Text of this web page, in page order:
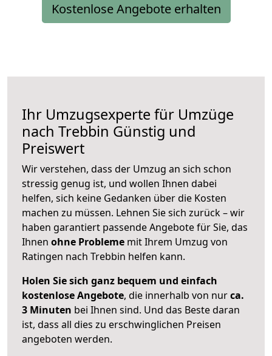
Kostenlose Angebote erhalten
Ihr Umzugsexperte für Umzüge
nach Trebbin Günstig und
Preiswert
Wir verstehen, dass der Umzug an sich schon
stressig genug ist, und wollen Ihnen dabei
helfen, sich keine Gedanken über die Kosten
machen zu müssen. Lehnen Sie sich zurück – wir
haben garantiert passende Angebote für Sie, das
Ihnen ohne Probleme mit Ihrem Umzug von
Ratingen nach Trebbin helfen kann.
Holen Sie sich ganz bequem und einfach
kostenlose Angebote, die innerhalb von nurca.
3 Minuten bei Ihnen sind. Und das Beste daran
ist, dass all dies zu erschwinglichen Preisen
angeboten werden.